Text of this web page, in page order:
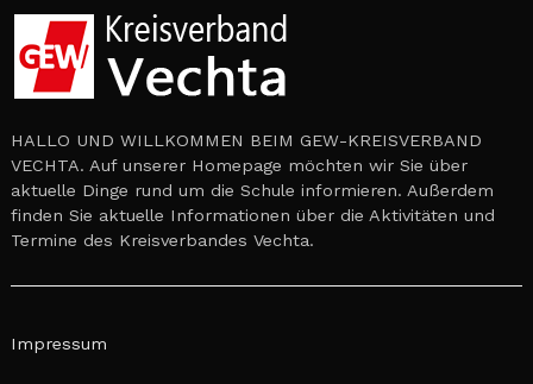
HALLO UND WILLKOMMEN BEIM GEW-KREISVERBAND
VECHTA. Auf unserer Homepage möchten wir Sie über
aktuelle Dinge rund um die Schule informieren. Außerdem
finden Sie aktuelle Informationen über die Aktivitäten und
Termine des Kreisverbandes Vechta.
Impressum